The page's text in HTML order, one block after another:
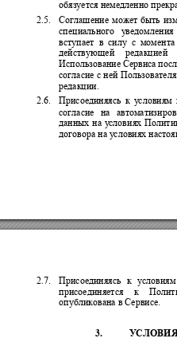
обязуется немедленно
2.5. Соглашение может быть
специального
уведомления
вступает в силу с момента
действующей
редакцией
Использование Сервиса п
согласие с ней
редакции.
2.6. Присоединяясь к условиям
согласие
на автоматизи
данных на условиях
договора на условиях нас
2.7. Присоединяясь к условиям
присоединяется
к
опубликована в Сервисе.
3.